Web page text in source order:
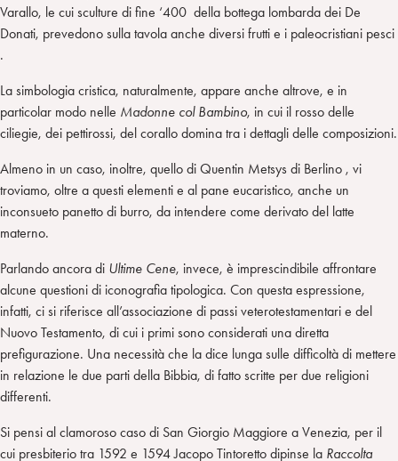
Varallo, le cui sculture di fine ‘400 della bottega lombarda dei De
Donati, prevedono sulla tavola anche diversi frutti e i paleocristiani pesci
.
La simbologia cristica, naturalmente, appare anche altrove, e in
particolar modo nelle Madonne col Bambino, in cui il rosso delle
ciliegie, dei pettirossi, del corallo domina tra i dettagli delle composizioni.
Almeno in un caso, inoltre, quello di Quentin Metsys di Berlino , vi
troviamo, oltre a questi elementi e al pane eucaristico, anche un
inconsueto panetto di burro, da intendere come derivato del latte
materno.
Parlando ancora di Ultime Cene, invece, è imprescindibile affrontare
alcune questioni di iconografia tipologica. Con questa espressione,
infatti, ci si riferisce all’associazione di passi veterotestamentari e del
Nuovo Testamento, di cui i primi sono considerati una diretta
prefigurazione. Una necessità che la dice lunga sulle difficoltà di mettere
in relazione le due parti della Bibbia, di fatto scritte per due religioni
differenti.
Si pensi al clamoroso caso di San Giorgio Maggiore a Venezia, per il
cui presbiterio tra 1592 e 1594 Jacopo Tintoretto dipinse la Raccolta